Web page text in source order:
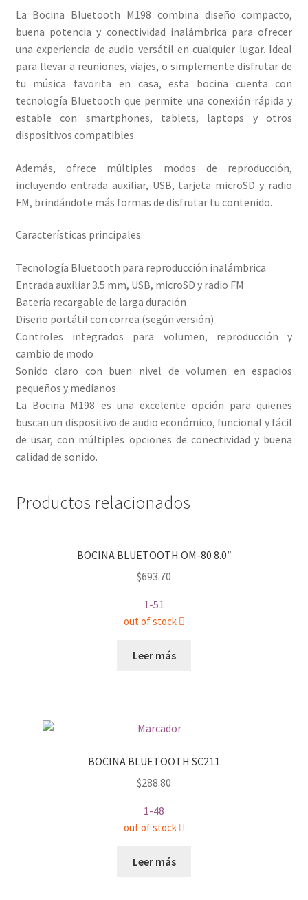
La Bocina Bluetooth M198 combina diseño compacto,
buena potencia y conectividad inalámbrica para ofrecer
una experiencia de audio versátil en cualquier lugar. Ideal
para llevar a reuniones, viajes, o simplemente disfrutar de
tu música favorita en casa, esta bocina cuenta con
tecnología Bluetooth que permite una conexión rápida y
estable con smartphones, tablets, laptops y otros
dispositivos compatibles.
Además, ofrece múltiples modos de reproducción,
incluyendo entrada auxiliar, USB, tarjeta microSD y radio
FM, brindándote más formas de disfrutar tu contenido.
Características principales:
Tecnología Bluetooth para reproducción inalámbrica
Entrada auxiliar 3.5 mm, USB, microSD y radio FM
Batería recargable de larga duración
Diseño portátil con correa (según versión)
Controles integrados para volumen, reproducción y
cambio de modo
Sonido claro con buen nivel de volumen en espacios
pequeños y medianos
La Bocina M198 es una excelente opción para quienes
buscan un dispositivo de audio económico, funcional y fácil
de usar, con múltiples opciones de conectividad y buena
calidad de sonido.
Productos relacionados
BOCINA BLUETOOTH OM-80 8.0″
$693.70
1-51
out of stock
Leer más
BOCINA BLUETOOTH SC211
$288.80
1-48
out of stock
Leer más